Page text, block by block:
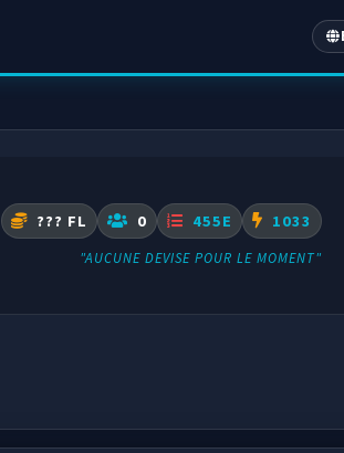
??? FL 0 455E 1033
"AUCUNE DEVISE POUR LE MOMENT"